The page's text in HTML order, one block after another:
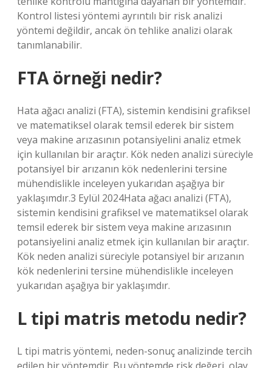
Kontrol listesi yöntemi ayrıntılı bir risk analizi
yöntemi değildir, ancak ön tehlike analizi olarak
tanımlanabilir.
FTA örneği nedir?
Hata ağacı analizi (FTA), sistemin kendisini grafiksel
ve matematiksel olarak temsil ederek bir sistem
veya makine arızasının potansiyelini analiz etmek
için kullanılan bir araçtır. Kök neden analizi süreciyle
potansiyel bir arızanın kök nedenlerini tersine
mühendislikle inceleyen yukarıdan aşağıya bir
yaklaşımdır.3 Eylül 2024Hata ağacı analizi (FTA),
sistemin kendisini grafiksel ve matematiksel olarak
temsil ederek bir sistem veya makine arızasının
potansiyelini analiz etmek için kullanılan bir araçtır.
Kök neden analizi süreciyle potansiyel bir arızanın
kök nedenlerini tersine mühendislikle inceleyen
yukarıdan aşağıya bir yaklaşımdır.
L tipi matris metodu nedir?
L tipi matris yöntemi, neden-sonuç analizinde tercih